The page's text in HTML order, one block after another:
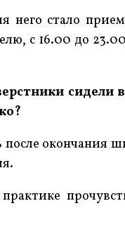
него стало
с 16.00 до
сидели
после окончания